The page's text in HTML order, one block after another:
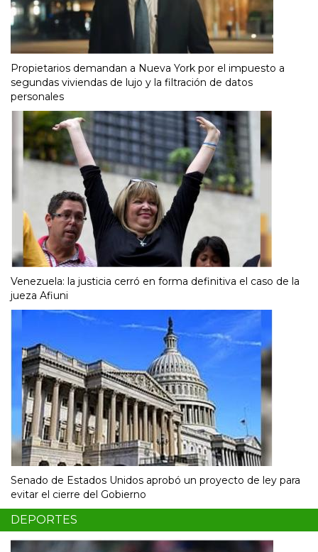
Propietarios demandan a Nueva York por el impuesto a
segundas viviendas de lujo y la filtración de datos
personales
Venezuela: la justicia cerró en forma definitiva el caso de la
jueza Afiuni
Senado de Estados Unidos aprobó un proyecto de ley para
evitar el cierre del Gobierno
DEPORTES